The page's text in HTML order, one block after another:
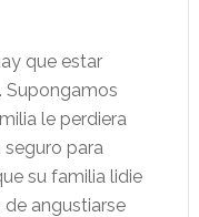
que estar
Supongamos
le perdiera
seguro para
su familia lidie
angustiarse